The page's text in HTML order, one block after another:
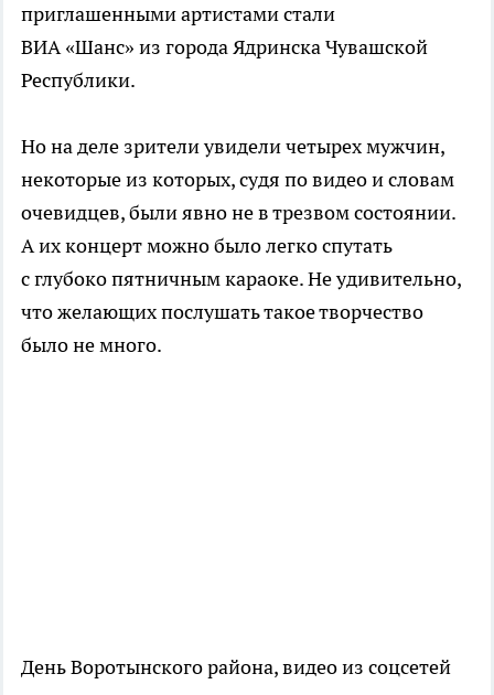
приглашенными артистами стали
ВИА «Шанс» из города Ядринска Чувашской
Республики.
Но на деле зрители увидели четырех мужчин,
некоторые из которых, судя по видео и словам
очевидцев, были явно не в трезвом состоянии.
А их концерт можно было легко спутать
с глубоко пятничным караоке. Не удивительно,
что желающих послушать такое творчество
было не много.
День Воротынского района, видео из соцсетей